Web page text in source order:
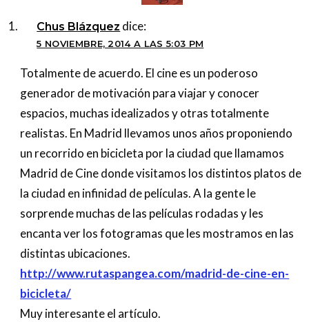
Chus Blázquez dice:
5 NOVIEMBRE, 2014 A LAS 5:03 PM
Totalmente de acuerdo. El cine es un poderoso
generador de motivación para viajar y conocer
espacios, muchas idealizados y otras totalmente
realistas. En Madrid llevamos unos años proponiendo
un recorrido en bicicleta por la ciudad que llamamos
Madrid de Cine donde visitamos los distintos platos de
la ciudad en infinidad de películas. A la gente le
sorprende muchas de las películas rodadas y les
encanta ver los fotogramas que les mostramos en las
distintas ubicaciones.
http://www.rutaspangea.com/madrid-de-cine-en-
bicicleta/
Muy interesante el artículo.